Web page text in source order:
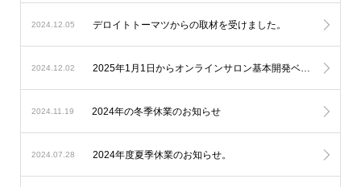
2024.12.05 デロイトトーマツからの取材を受けました。
2024.12.02 2025年1月1日からオンラインサロン基本開発ベースシステムの料金改定を実施します。
2024.11.19 2024年の冬季休業のお知らせ
2024.07.28 2024年度夏季休業のお知らせ。